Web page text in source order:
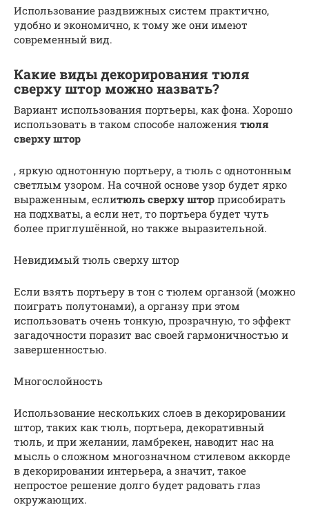
Использование раздвижных систем практично,
удобно и экономично, к тому же они имеют
современный вид.
Какие виды декорирования тюля
сверху штор можно назвать?
Вариант использования портьеры, как фона. Хорошо
использовать в таком способе наложения тюля
сверху штор
, яркую однотонную портьеру, а тюль с однотонным
светлым узором. На сочной основе узор будет ярко
выраженным, еслитюль сверху штор присобирать
на подхваты, а если нет, то портьера будет чуть
более приглушённой, но также выразительной.
Невидимый тюль сверху штор
Если взять портьеру в тон с тюлем органзой (можно
поиграть полутонами), а органзу при этом
использовать очень тонкую, прозрачную, то эффект
загадочности поразит вас своей гармоничностью и
завершенностью.
Многослойность
Использование нескольких слоев в декорировании
штор, таких как тюль, портьера, декоративный
тюль, и при желании, ламбрекен, наводит нас на
мысль о сложном многозначном стилевом аккорде
в декорировании интерьера, а значит, такое
непростое решение долго будет радовать глаз
окружающих.